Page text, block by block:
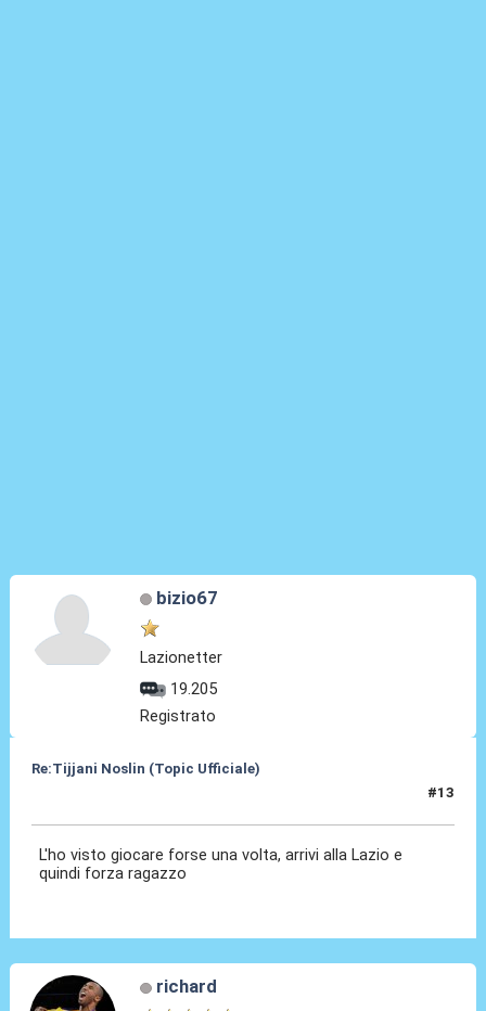
bizio67
Lazionetter
19.205
Registrato
Re:Tijjani Noslin (Topic Ufficiale)
#13
L'ho visto giocare forse una volta, arrivi alla Lazio e
quindi forza ragazzo
richard